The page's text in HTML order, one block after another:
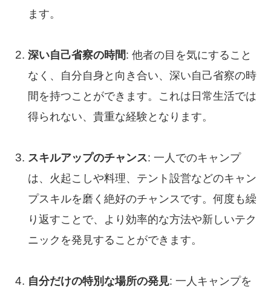
ます。
深い自己省察の時間: 他者の目を気にすること
なく、自分自身と向き合い、深い自己省察の時
間を持つことができます。これは日常生活では
得られない、貴重な経験となります。
スキルアップのチャンス: 一人でのキャンプ
は、火起こしや料理、テント設営などのキャン
プスキルを磨く絶好のチャンスです。何度も繰
り返すことで、より効率的な方法や新しいテク
ニックを発見することができます。
自分だけの特別な場所の発見: 一人キャンプを